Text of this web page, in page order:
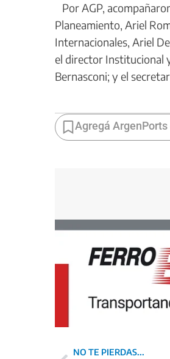
Por AGP,
Planeamiento, Ariel
Internacionales, Ariel
el director Institucional
Bernasconi; y el
Agregá ArgenPorts
NO TE PIERDAS...